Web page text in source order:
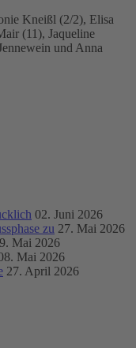
Kneißl (2/2), Elisa
(11), Jaqueline
und Anna
02. Juni 2026
zu 27. Mai 2026
Mai 2026
Mai 2026
27. April 2026